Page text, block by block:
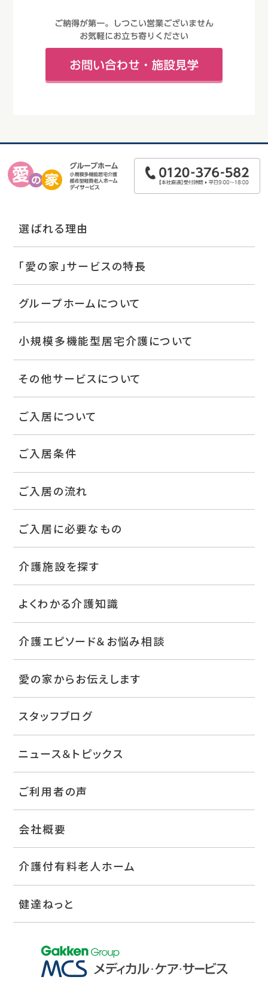
選ばれる理由
「愛の家」サービスの特長
グループホームについて
小規模多機能型居宅介護について
その他サービスについて
ご入居について
ご入居条件
ご入居の流れ
ご入居に必要なもの
介護施設を探す
よくわかる介護知識
介護エピソード＆お悩み相談
愛の家からお伝えします
スタッフブログ
ニュース＆トピックス
ご利用者の声
会社概要
介護付有料老人ホーム
健達ねっと